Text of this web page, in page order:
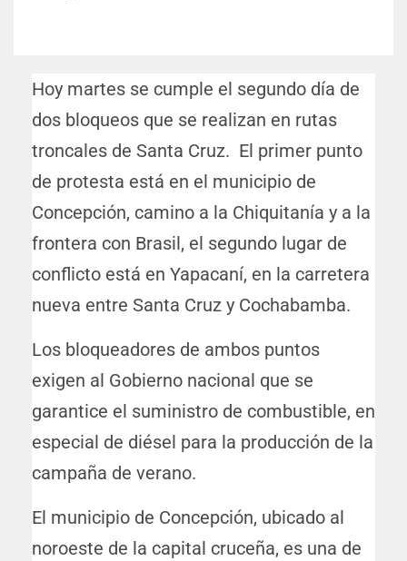
Hoy martes se cumple el segundo día de
dos bloqueos que se realizan en rutas
troncales de Santa Cruz. El primer punto
de protesta está en el municipio de
Concepción, camino a la Chiquitanía y a la
frontera con Brasil, el segundo lugar de
conflicto está en Yapacaní, en la carretera
nueva entre Santa Cruz y Cochabamba.
Los bloqueadores de ambos puntos
exigen al Gobierno nacional que se
garantice el suministro de combustible, en
especial de diésel para la producción de la
campaña de verano.
El municipio de Concepción, ubicado al
noroeste de la capital cruceña, es una de